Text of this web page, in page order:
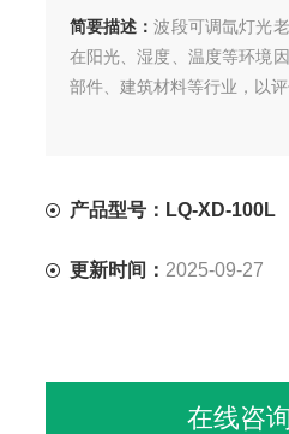
简要描述：波段可调氙灯光
在阳光、湿度、温度等环境
部件、建筑材料等行业，以
产品型号：LQ-XD-100L
更新时间： 2025-09-27
在线咨询